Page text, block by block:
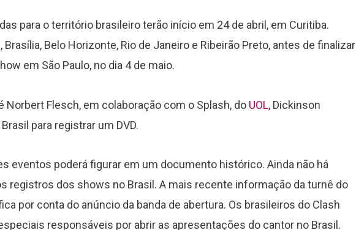
para o território brasileiro terão início em 24 de abril, em Curitiba.
Belo Horizonte, Rio de Janeiro e Ribeirão Preto, antes de finalizar
em São Paulo, no dia 4 de maio.
Norbert Flesch, em colaboração com o Splash, do UOL, Dickinson
para registrar um DVD.
eventos poderá figurar em um documento histórico. Ainda não há
registros dos shows no Brasil. A mais recente informação da turnê do
por conta do anúncio da banda de abertura. Os brasileiros do Clash
responsáveis por abrir as apresentações do cantor no Brasil.